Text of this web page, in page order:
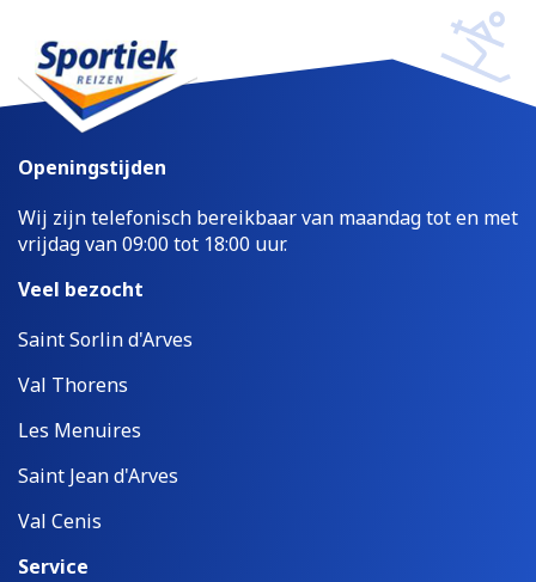
Openingstijden
Wij zijn telefonisch bereikbaar van maandag tot en met
vrijdag van 09:00 tot 18:00 uur.
Veel bezocht
Saint Sorlin d'Arves
Val Thorens
Les Menuires
Saint Jean d'Arves
Val Cenis
Service